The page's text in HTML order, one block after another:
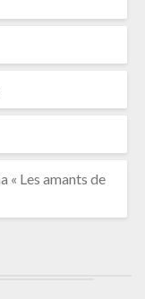
« Les amants de